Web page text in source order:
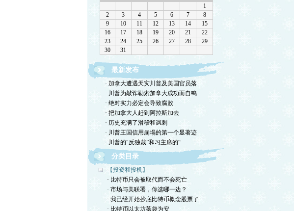
最新发布
· 加拿大遭遇天灾川普及美国官员落
· 川普为敲诈勒索加拿大成功而自鸣
· 绝对实力必定会导致腐败
· 把加拿大人赶到阿拉斯加去
· 历史充满了滑稽和讽刺
· 川普王国信用崩塌的第一个显著迹
· 川普的"反独裁”和习主席的“
分类目录
【投资和投机】
· 比特币只会被取代而不会死亡
· 市场与美联署，你选哪一边？
· 我已经开始抄底比特币概念股票了
· 比特币以太坊落袋为安